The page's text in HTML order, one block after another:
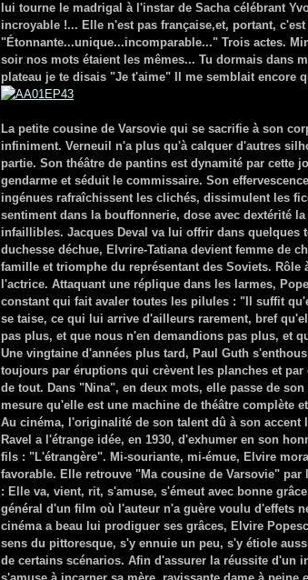
lui tourne le madrigal à l'instar de Sacha célébrant
incroyable !... Elle n'est pas française,et, portant,
"Étonnante...unique...incomparable..." Trois actes.
soir nos mots étaient les mêmes... Tu dormais dans
plateau je te disais "Je t'aime" Il me semblait encore
La petite cousine de Varsovie qui se sacrifie à son
infiniment. Verneuil n'a plus qu'à calquer d'autres
partie. Son théâtre de pantins est dynamité par cette
gendarme et séduit le commissaire. Son
ingénues rafraîchissent les clichés, dissimulent les
sentiment dans la bouffonnerie, dose avec dextérité
infaillibles. Jacques Deval va lui offrir dans quelques
duchesse déchue, Elvrire-Tatiana devient femme de
famille et triomphe du représentant des Soviets.
l'actrice. Attaquant une réplique dans les larmes,
constant qui fait avaler toutes les pilules : "Il suffit
se taise, ce qui lui arrive d'ailleurs rarement, bref
pas plus, et que nous n'en demandions pas plus, et
Une vingtaine d'années plus tard, Paul Guth
toujours par éruptions qui crèvent les planches et
de tout. Dans "Nina", en deux mots, elle passe de
mesure qu'elle est une machine de théâtre complète
Au cinéma, l'originalité de son talent dû à son
Ravel a l'étrange idée, en 1930, d'exhumer en son
fils : "L'étrangère". Mi-souriante, mi-émue, Elvire
favorable. Elle retrouve "Ma cousine de Varsovie"
: Elle va, vient, rit, s'amuse, s'émeut avec bonne
général d'un film où l'auteur n'a guère voulu d'effets
cinéma a beau lui prodiguer ses grâces, Elvire
sens du pittoresque, s'y ennuie un peu, s'y étiole
de certains scénarios. Afin d'assurer la réussite d'un